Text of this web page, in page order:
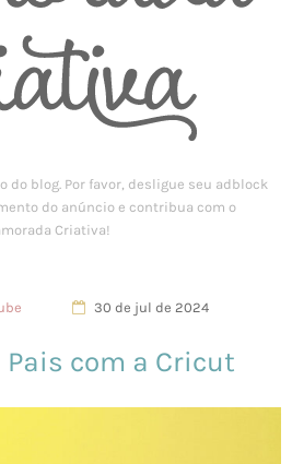
30 de jul de 2024
com a Cricut